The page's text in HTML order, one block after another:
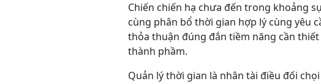
Chiến chiến hạ chưa đến trong khoảng
cùng phân bổ thời gian hợp lý cùng yêu
thỏa thuận đúng đắn tiềm năng cần
thành phầm.
Quản lý thời gian là nhân tài điều đối